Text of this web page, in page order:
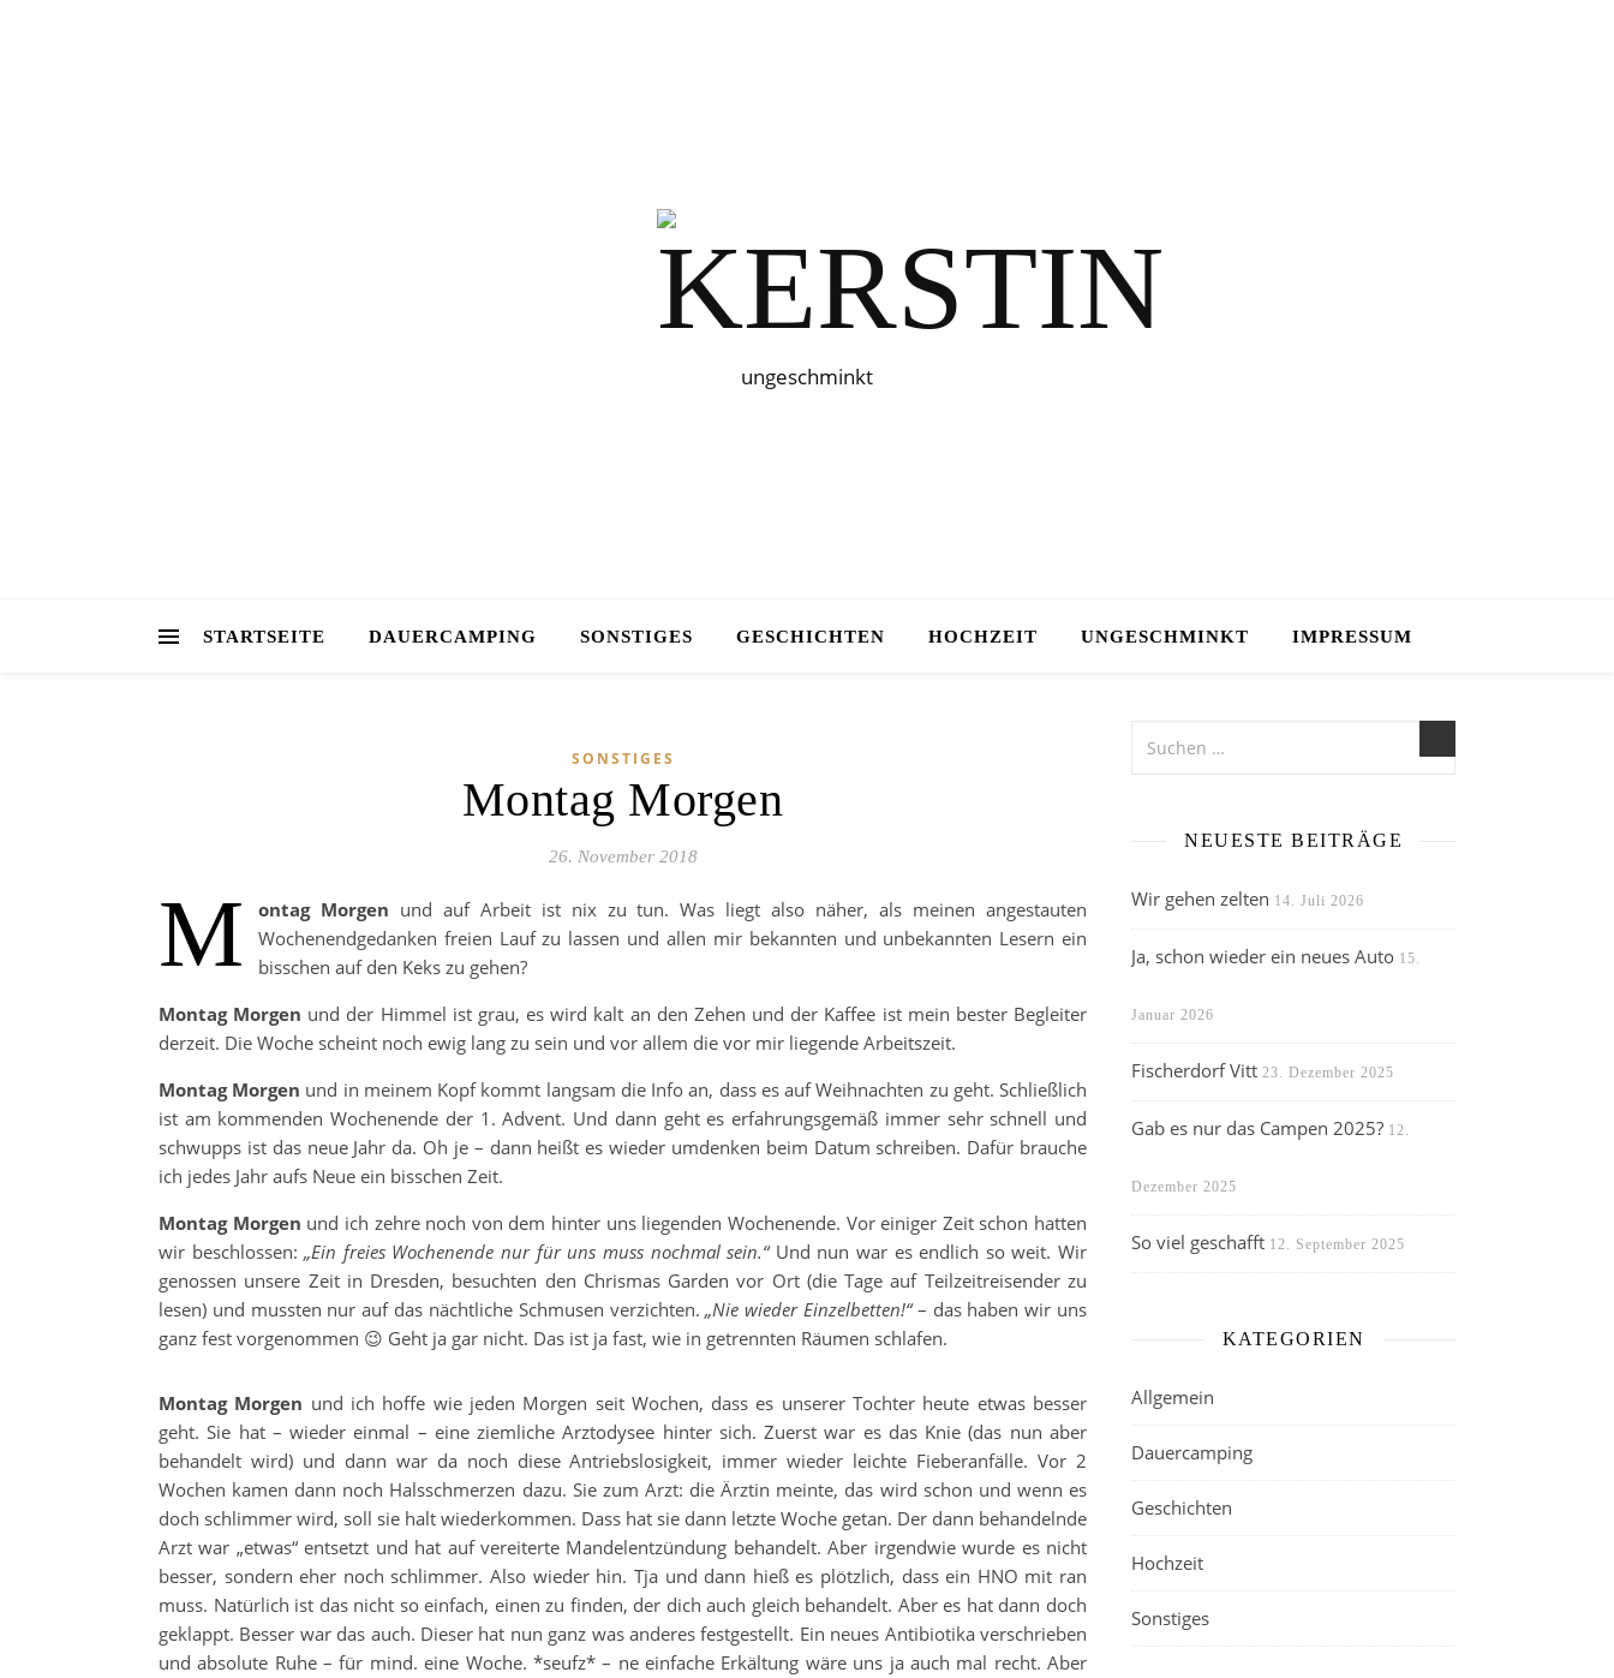
ungeschminkt
STARTSEITE DAUERCAMPING SONSTIGES GESCHICHTEN HOCHZEIT UNGESCHMINKT IMPRESSUM
SONSTIGES
Montag Morgen
26. November 2018
M ontag Morgen und auf Arbeit ist nix zu tun. Was liegt also näher, als meinen angestauten
Wochenendgedanken freien Lauf zu lassen und allen mir bekannten und unbekannten Lesern ein
bisschen auf den Keks zu gehen?
Montag Morgen und der Himmel ist grau, es wird kalt an den Zehen und der Kaffee ist mein bester Begleiter
derzeit. Die Woche scheint noch ewig lang zu sein und vor allem die vor mir liegende Arbeitszeit.
Montag Morgen und in meinem Kopf kommt langsam die Info an, dass es auf Weihnachten zu geht. Schließlich
ist am kommenden Wochenende der 1. Advent. Und dann geht es erfahrungsgemäß immer sehr schnell und
schwupps ist das neue Jahr da. Oh je – dann heißt es wieder umdenken beim Datum schreiben. Dafür brauche
ich jedes Jahr aufs Neue ein bisschen Zeit.
Montag Morgen und ich zehre noch von dem hinter uns liegenden Wochenende. Vor einiger Zeit schon hatten
wir beschlossen:„Ein freies Wochenende nur für uns muss nochmal sein.“Und nun war es endlich so weit. Wir
genossen unsere Zeit in Dresden, besuchten den Chrismas Garden vor Ort (die Tage auf Teilzeitreisender zu
lesen) und mussten nur auf das nächtliche Schmusen verzichten.„Nie wieder Einzelbetten!“– das haben wir uns
ganz fest vorgenommen 😉 Geht ja gar nicht. Das ist ja fast, wie in getrennten Räumen schlafen.
Montag Morgen und ich hoffe wie jeden Morgen seit Wochen, dass es unserer Tochter heute etwas besser
geht. Sie hat – wieder einmal – eine ziemliche Arztodysee hinter sich. Zuerst war es das Knie (das nun aber
behandelt wird) und dann war da noch diese Antriebslosigkeit, immer wieder leichte Fieberanfälle. Vor 2
Wochen kamen dann noch Halsschmerzen dazu. Sie zum Arzt: die Ärztin meinte, das wird schon und wenn es
doch schlimmer wird, soll sie halt wiederkommen. Dass hat sie dann letzte Woche getan. Der dann behandelnde
Arzt war „etwas“ entsetzt und hat auf vereiterte Mandelentzündung behandelt. Aber irgendwie wurde es nicht
besser, sondern eher noch schlimmer. Also wieder hin. Tja und dann hieß es plötzlich, dass ein HNO mit ran
muss. Natürlich ist das nicht so einfach, einen zu finden, der dich auch gleich behandelt. Aber es hat dann doch
geklappt. Besser war das auch. Dieser hat nun ganz was anderes festgestellt. Ein neues Antibiotika verschrieben
und absolute Ruhe – für mind. eine Woche. *seufz* – ne einfache Erkältung wäre uns ja auch mal recht. Aber
NEUESTE BEITRÄGE
Wir gehen zelten 14. Juli 2026
Ja, schon wieder ein neues Auto 15.
Januar 2026
Fischerdorf Vitt 23. Dezember 2025
Gab es nur das Campen 2025? 12.
Dezember 2025
So viel geschafft 12. September 2025
KATEGORIEN
Allgemein
Dauercamping
Geschichten
Hochzeit
Sonstiges